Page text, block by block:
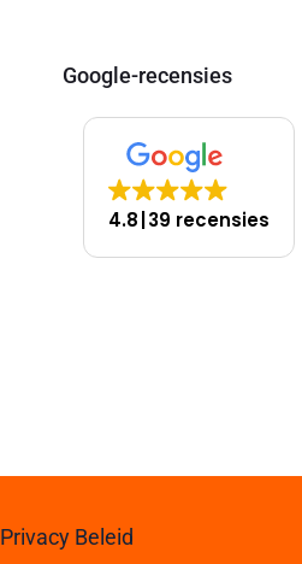
Google-recensies
4.8 39 recensies
Privacy Beleid